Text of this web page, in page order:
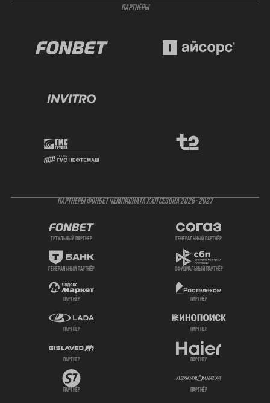
ПАРТНЁРЫ
ПАРТНЕРЫ ФОНБЕТ ЧЕМПИОНАТА КХЛ СЕЗОНА 2026- 2027
титульный партнер генеральный партнёр
генеральный партнёр официальный партнёр
партнёр партнёр
партнёр партнёр
партнёр партнёр
партнёр партнёр